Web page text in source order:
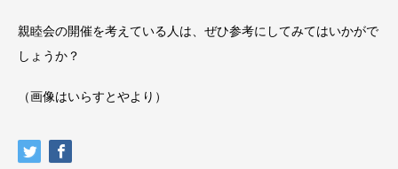
親睦会の開催を考えている人は、ぜひ参考にしてみてはいかがで
しょうか？
（画像はいらすとやより）